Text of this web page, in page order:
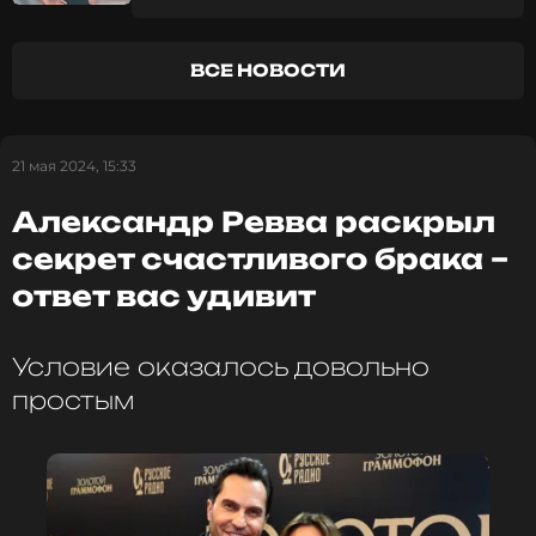
ВСЕ НОВОСТИ
21 мая 2024, 15:33
Александр Ревва раскрыл
секрет счастливого брака –
ответ вас удивит
Условие оказалось довольно
простым